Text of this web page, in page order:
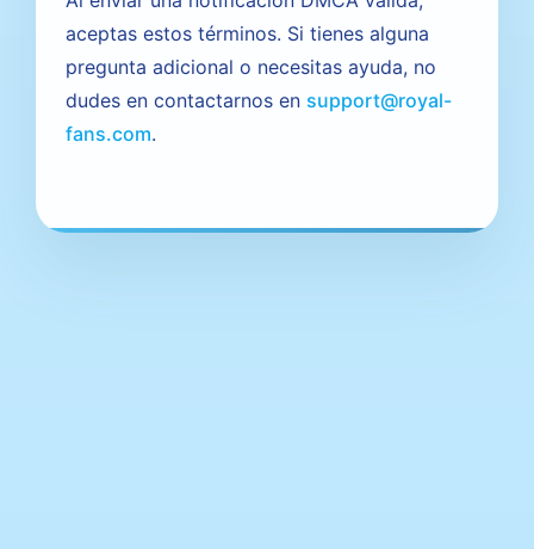
aceptas estos términos. Si tienes alguna
pregunta adicional o necesitas ayuda, no
dudes en contactarnos en support@royal-
fans.com.